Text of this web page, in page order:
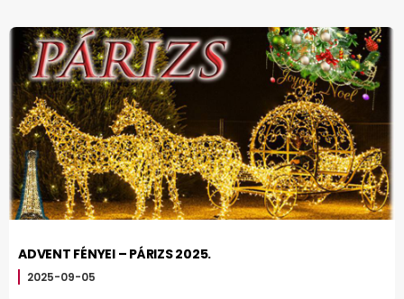
ADVENT FÉNYEI – PÁRIZS 2025.
2025-09-05